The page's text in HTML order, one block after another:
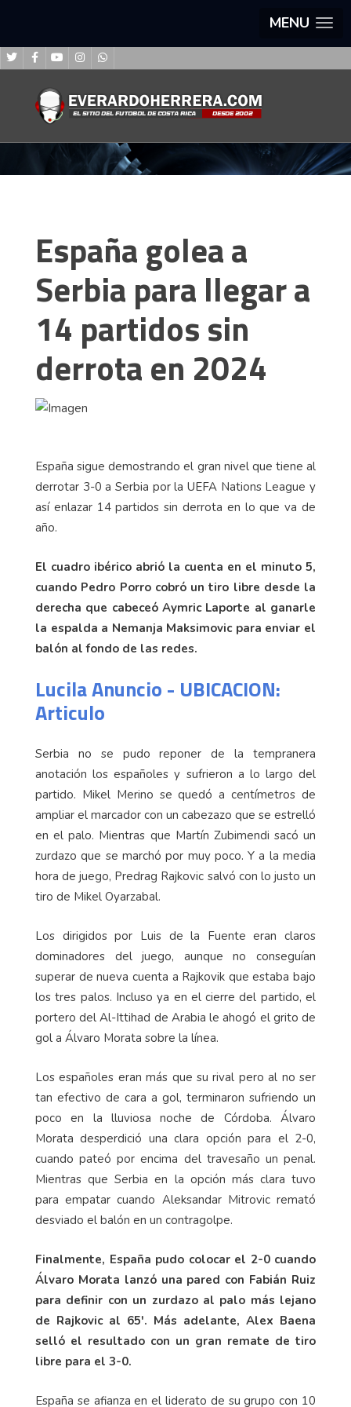
MENU
España golea a
Serbia para llegar a
14 partidos sin
derrota en 2024
España sigue demostrando el gran nivel que tiene al
derrotar 3-0 a Serbia por la UEFA Nations League y
así enlazar 14 partidos sin derrota en lo que va de
año.
El cuadro ibérico abrió la cuenta en el minuto 5,
cuando Pedro Porro cobró un tiro libre desde la
derecha que cabeceó Aymric Laporte al ganarle
la espalda a Nemanja Maksimovic para enviar el
balón al fondo de las redes.
Lucila Anuncio - UBICACION:
Articulo
Serbia no se pudo reponer de la tempranera
anotación los españoles y sufrieron a lo largo del
partido. Mikel Merino se quedó a centímetros de
ampliar el marcador con un cabezazo que se estrelló
en el palo. Mientras que Martín Zubimendi sacó un
zurdazo que se marchó por muy poco. Y a la media
hora de juego, Predrag Rajkovic salvó con lo justo un
tiro de Mikel Oyarzabal.
Los dirigidos por Luis de la Fuente eran claros
dominadores del juego, aunque no conseguían
superar de nueva cuenta a Rajkovik que estaba bajo
los tres palos. Incluso ya en el cierre del partido, el
portero del Al-Ittihad de Arabia le ahogó el grito de
gol a Álvaro Morata sobre la línea.
Los españoles eran más que su rival pero al no ser
tan efectivo de cara a gol, terminaron sufriendo un
poco en la lluviosa noche de Córdoba. Álvaro
Morata desperdició una clara opción para el 2-0,
cuando pateó por encima del travesaño un penal.
Mientras que Serbia en la opción más clara tuvo
para empatar cuando Aleksandar Mitrovic remató
desviado el balón en un contragolpe.
Finalmente, España pudo colocar el 2-0 cuando
Álvaro Morata lanzó una pared con Fabián Ruiz
para definir con un zurdazo al palo más lejano
de Rajkovic al 65'. Más adelante, Alex Baena
selló el resultado con un gran remate de tiro
libre para el 3-0.
España se afianza en el liderato de su grupo con 10